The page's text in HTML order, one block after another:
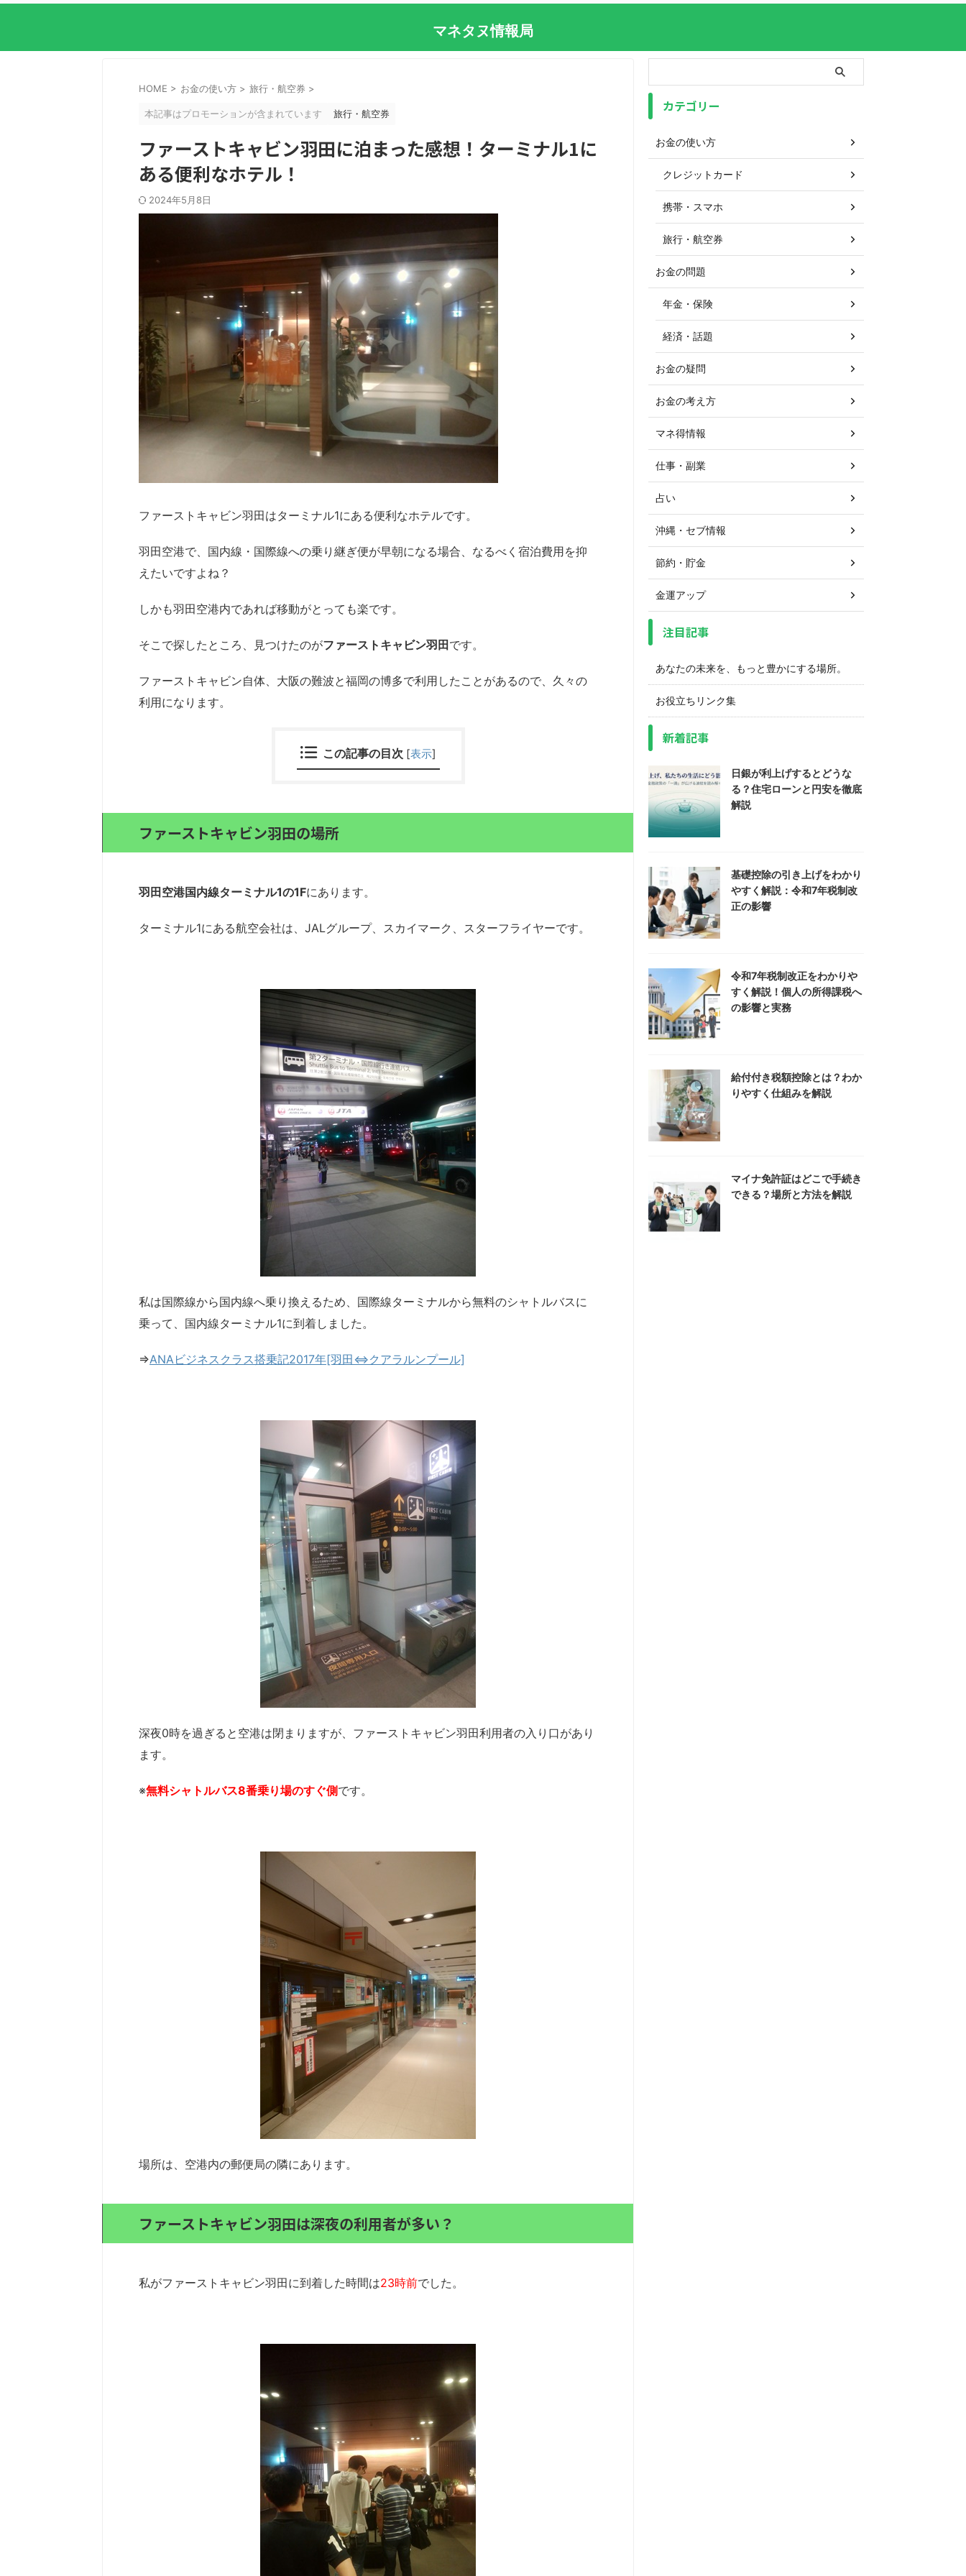
マネタヌ情報局
HOME > お金の使い方 > 旅行・航空券 >
本記事はプロモーションが含まれています 旅行・航空券
ファーストキャビン羽田に泊まった感想！ターミナル1に
ある便利なホテル！
2024年5月8日
ファーストキャビン羽田はターミナル1にある便利なホテルです。
羽田空港で、国内線・国際線への乗り継ぎ便が早朝になる場合、なるべく宿泊費用を抑
えたいですよね？
しかも羽田空港内であれば移動がとっても楽です。
そこで探したところ、見つけたのがファーストキャビン羽田 です。
ファーストキャビン自体、大阪の難波と福岡の博多で利用したことがあるので、久々の
利用になります。
この記事の目次 [表示]
ファーストキャビン羽田の場所
羽田空港国内線ターミナル1の1Fにあります。
ターミナル1にある航空会社は、JALグループ、スカイマーク、スターフライヤーです。
私は国際線から国内線へ乗り換えるため、国際線ターミナルから無料のシャトルバスに
乗って、国内線ターミナル1に到着しました。
⇒ANAビジネスクラス搭乗記2017年[羽田⇔クアラルンプール]
深夜0時を過ぎると空港は閉まりますが、ファーストキャビン羽田利用者の入り口があり
ます。
※無料シャトルバス8番乗り場のすぐ側です。
場所は、空港内の郵便局の隣にあります。
ファーストキャビン羽田は深夜の利用者が多い？
私がファーストキャビン羽田に到着した時間は23時前でした。
カテゴリー
お金の使い方
クレジットカード
携帯・スマホ
旅行・航空券
お金の問題
年金・保険
経済・話題
お金の疑問
お金の考え方
マネ得情報
仕事・副業
占い
沖縄・セブ情報
節約・貯金
金運アップ
注目記事
あなたの未来を、もっと豊かにする場所。
お役立ちリンク集
新着記事
日銀が利上げするとどうな
る？住宅ローンと円安を徹底
解説
基礎控除の引き上げをわかり
やすく解説：令和7年税制改
正の影響
令和7年税制改正をわかりや
すく解説！個人の所得課税へ
の影響と実務
給付付き税額控除とは？わか
りやすく仕組みを解説
マイナ免許証はどこで手続き
できる？場所と方法を解説